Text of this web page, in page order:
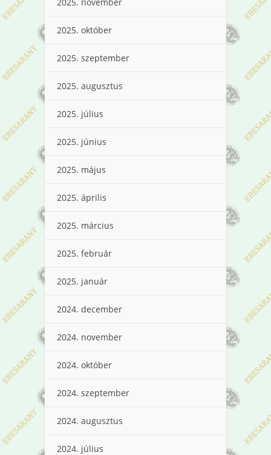
2025. október
2025. szeptember
2025. augusztus
2025. július
2025. június
2025. május
2025. április
2025. március
2025. február
2025. január
2024. december
2024. november
2024. október
2024. szeptember
2024. augusztus
2024. július